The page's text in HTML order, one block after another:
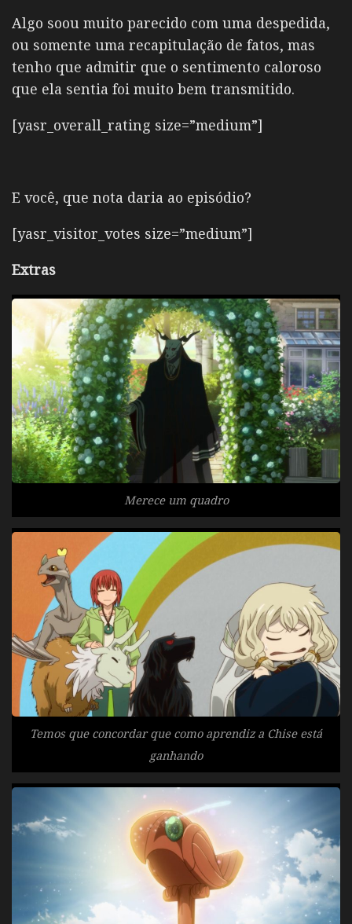
Algo soou muito parecido com uma despedida,
ou somente uma recapitulação de fatos, mas
tenho que admitir que o sentimento caloroso
que ela sentia foi muito bem transmitido.
[yasr_overall_rating size=”medium”]
E você, que nota daria ao episódio?
[yasr_visitor_votes size=”medium”]
Extras
Merece um quadro
Temos que concordar que como aprendiz a Chise está
ganhando